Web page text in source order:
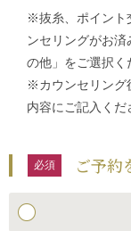
※抜糸、ポイント
ンセリングがお
の他」をご選択く
※カウンセリング
内容にご記入くだ
ご予約